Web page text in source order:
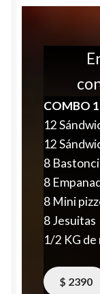
COMBO
12
12
8
8
8 Mini
8 Jesuitas
1/2 KG de
$ 2390